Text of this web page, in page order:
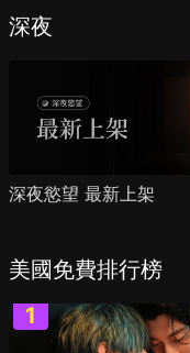
深夜
深夜慾望 最新上架
美國免費排行榜